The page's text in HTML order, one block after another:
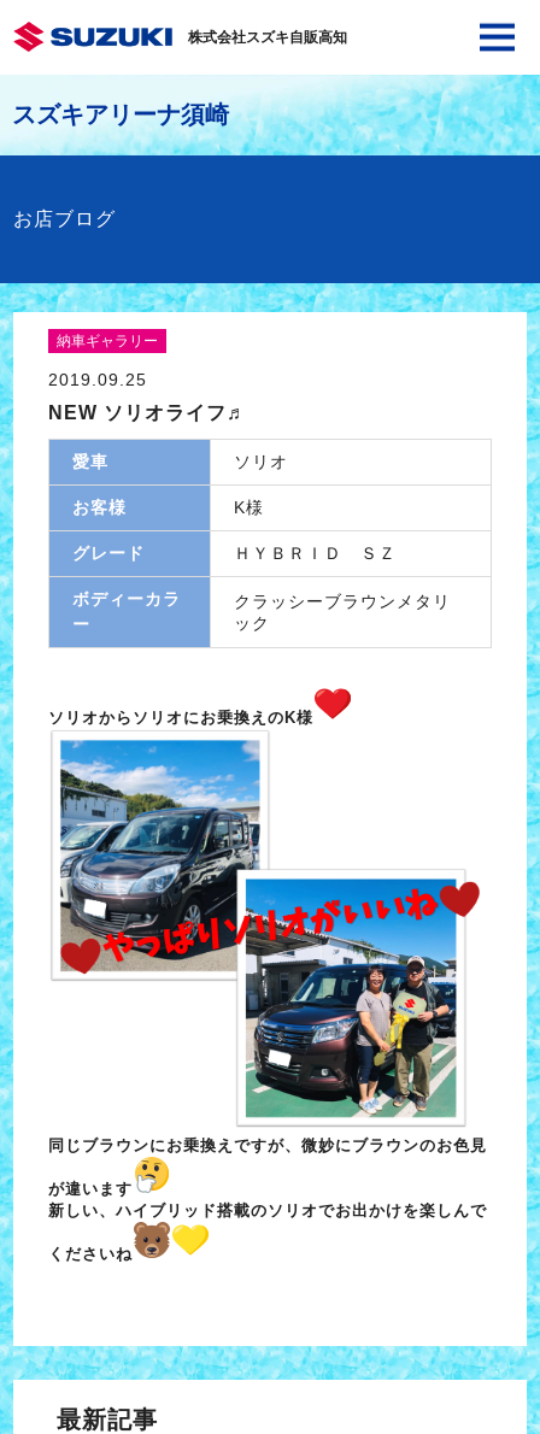
株式会社スズキ自販高知
スズキアリーナ須崎
お店ブログ
納車ギャラリー
2019.09.25
NEW ソリオライフ♬
愛車 ソリオ
お客様 K様
グレード ＨＹＢＲＩＤ ＳＺ
ボディーカラ
ー
クラッシーブラウンメタリ
ック
ソリオからソリオにお乗換えのK様
同じブラウンにお乗換えですが、微妙にブラウンのお色見
が違います
新しい、ハイブリッド搭載のソリオでお出かけを楽しんで
くださいね
最新記事